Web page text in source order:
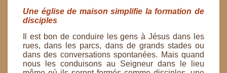
Une église de maison simplifie la formation de
disciples
Il est bon de conduire les gens à Jésus dans les
rues, dans les parcs, dans de grands stades ou
dans des conversations spontanées. Mais quand
nous les conduisons au Seigneur dans le lieu